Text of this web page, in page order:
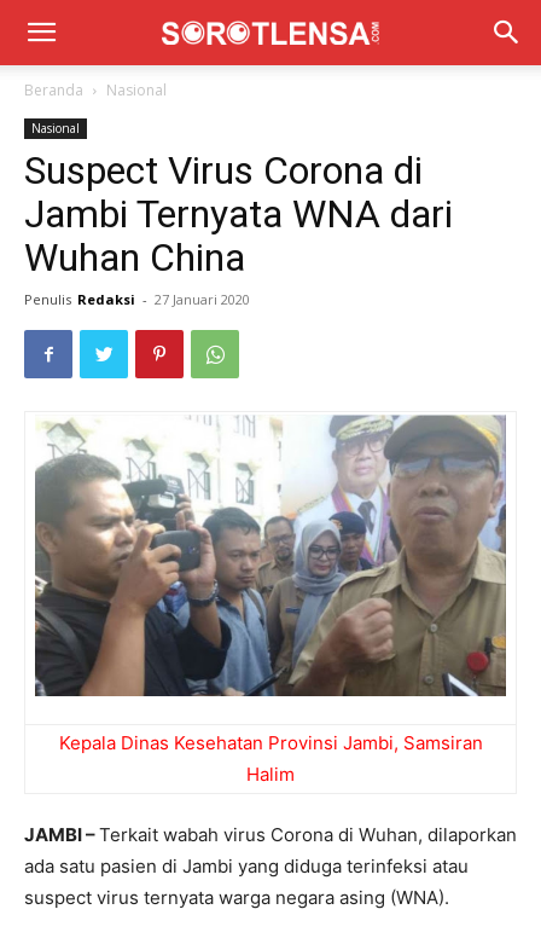
Beranda Nasional
Nasional
Suspect Virus Corona di
Jambi Ternyata WNA dari
Wuhan China
Penulis Redaksi - 27 Januari 2020
Kepala Dinas Kesehatan Provinsi Jambi, Samsiran
Halim
JAMBI –Terkait wabah virus Corona di Wuhan, dilaporkan
ada satu pasien di Jambi yang diduga terinfeksi atau
suspect virus ternyata warga negara asing (WNA).